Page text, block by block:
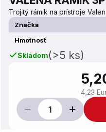
Trojitý rámik na prístroje
Značka
Hmotnosť
Skladom(>5 ks)
4,23